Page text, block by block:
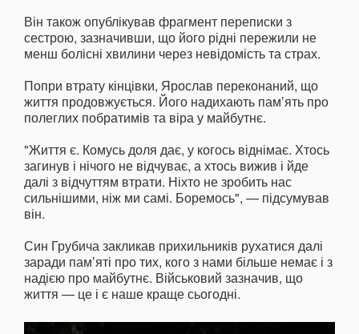
Він також опублікував фрагмент переписки з
сестрою, зазначивши, що його рідні пережили не
менш болісні хвилини через невідомість та страх.
Попри втрату кінцівки, Ярослав переконаний, що
життя продовжується. Його надихають пам’ять про
полеглих побратимів та віра у майбутнє.
"Життя є. Комусь доля дає, у когось віднімає. Хтось
загинув і нічого не відчуває, а хтось вижив і йде
далі з відчуттям втрати. Ніхто не зробить нас
сильнішими, ніж ми самі. Боремось", — підсумував
він.
Син Грубича закликав прихильників рухатися далі
заради памʼяті про тих, кого з нами більше немає і з
надією про майбутнє. Військовий зазначив, що
життя — це і є наше краще сьогодні.